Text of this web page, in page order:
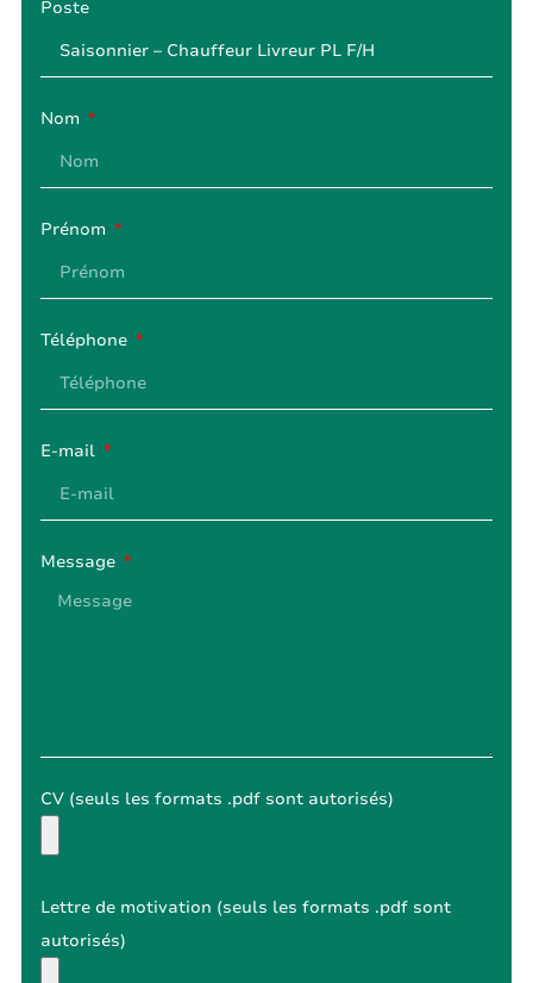
Poste
Nom
Prénom
Téléphone
E-mail
Message
CV (seuls les formats .pdf sont autorisés)
Lettre de motivation (seuls les formats .pdf sont
autorisés)